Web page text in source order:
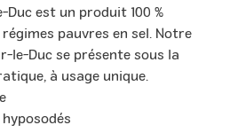
Duc est un produit 100 %
pauvres en sel. Notre
le-Duc se présente sous la
à usage unique.